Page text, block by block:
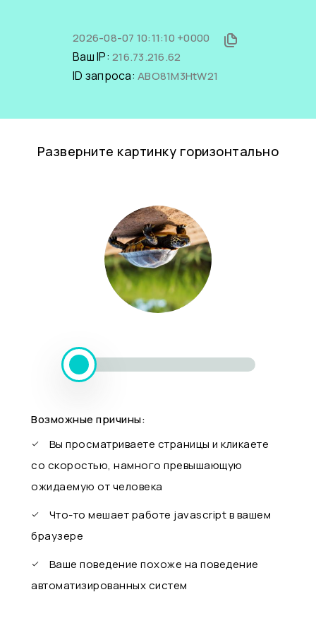
2026-08-07 10:11:10 +0000
Ваш IP: 216.73.216.62
ID запроса: ABO81M3HtW21
Разверните картинку горизонтально
Возможные причины:
Вы просматриваете страницы и кликаете
со скоростью, намного превышающую
ожидаемую от человека
Что-то мешает работе javascript в вашем
браузере
Ваше поведение похоже на поведение
автоматизированных систем